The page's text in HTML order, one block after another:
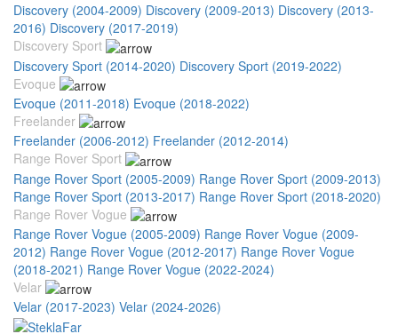
Discovery (2004-2009) Discovery (2009-2013) Discovery (2013-
2016) Discovery (2017-2019)
Discovery Sport
Discovery Sport (2014-2020) Discovery Sport (2019-2022)
Evoque
Evoque (2011-2018) Evoque (2018-2022)
Freelander
Freelander (2006-2012) Freelander (2012-2014)
Range Rover Sport
Range Rover Sport (2005-2009) Range Rover Sport (2009-2013)
Range Rover Sport (2013-2017) Range Rover Sport (2018-2020)
Range Rover Vogue
Range Rover Vogue (2005-2009) Range Rover Vogue (2009-
2012) Range Rover Vogue (2012-2017) Range Rover Vogue
(2018-2021) Range Rover Vogue (2022-2024)
Velar
Velar (2017-2023) Velar (2024-2026)